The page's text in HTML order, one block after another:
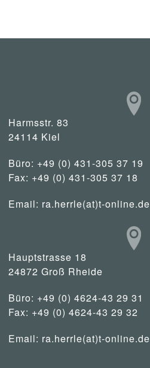
Harmsstr. 83
24114 Kiel
Büro: +49 (0) 431-305 37 19
Fax: +49 (0) 431-305 37 18
Email: ra.herrle(at)t-online.de
Hauptstrasse 18
24872 Groß Rheide
Büro: +49 (0) 4624-43 29 31
Fax: +49 (0) 4624-43 29 32
Email: ra.herrle(at)t-online.de